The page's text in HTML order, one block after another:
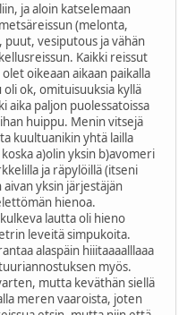
ja aloin katselemaan
(melonta,
vesiputous ja vähän
Kaikki reissut
oikeaan aikaan paikalla
oli ok, omituisuuksia kyllä
aika paljon puolessatoissa
huippu. Menin vitsejä
kuultuanikin yhtä lailla
a)olin yksin b)avomeri
ja räpylöillä (itseni
yksin järjestäjän
hienoa.
lautta oli hieno
leveitä simpukoita.
alaspäin hiiitaaaalllaaa
myös.
mutta keväthän siellä
meren vaaroista, joten